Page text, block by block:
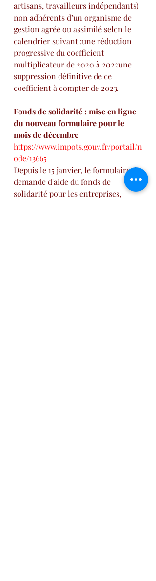
artisans, travailleurs indépendants)
non adhérents d’un organisme de
gestion agréé ou assimilé selon le
calendrier suivant :une réduction
progressive du coefficient
multiplicateur de 2020 à 2022une
suppression définitive de ce
coefficient à compter de 2023.
Fonds de solidarité : mise en ligne
du nouveau formulaire pour le
mois de décembre
https://www.impots.gouv.fr/portail/n
ode/13665
Depuis le 15 janvier, le formulaire de
demande d'aide du fonds de
solidarité pour les entreprises,